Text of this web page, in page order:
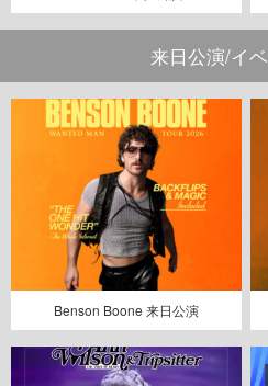
来日公演/イ
Benson Boone 来日公演